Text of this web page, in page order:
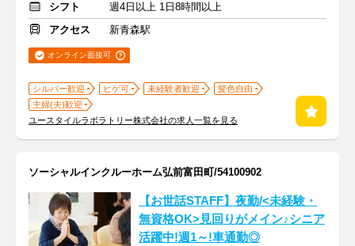
シフト
週4日以上 1日8時間以上
アクセス
新青森駅
オンライン面接可
シルバー歓迎 ヒゲ可 未経験者歓迎
髪色自由
主婦(夫)歓迎
ユースタイルラボラトリー株式会社の求人一覧を見る
ソーシャルインクルーホーム弘前富田町/54100902
【お世話STAFF】夜勤/<未経験・
無資格OK>見回りがメイン♪シニア
活躍中!週1～!車通勤◎